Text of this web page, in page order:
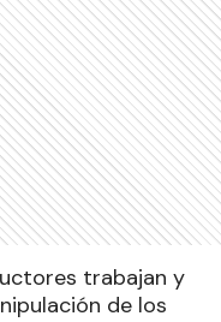
trabajan y
de los